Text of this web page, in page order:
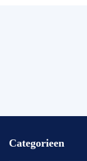
Categorieen